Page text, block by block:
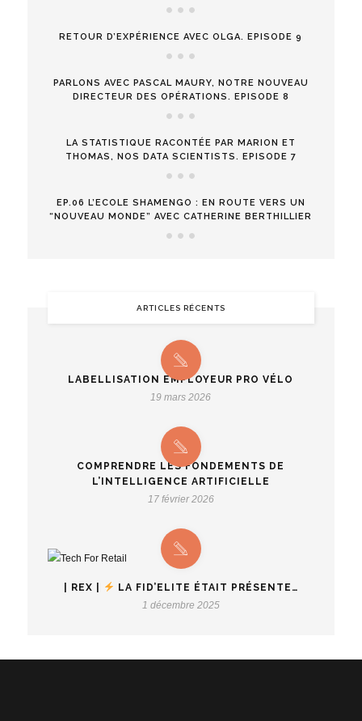
RETOUR D’EXPÉRIENCE AVEC OLGA. EPISODE 9
PARLONS AVEC PASCAL MAURY, NOTRE NOUVEAU
DIRECTEUR DES OPÉRATIONS. EPISODE 8
LA STATISTIQUE RACONTÉE PAR MARION ET
THOMAS, NOS DATA SCIENTISTS. EPISODE 7
EP.06 L’ECOLE SHAMENGO : EN ROUTE VERS UN
“NOUVEAU MONDE” AVEC CATHERINE BERTHILLIER
ARTICLES RÉCENTS
LABELLISATION EMPLOYEUR PRO VÉLO
19 mars 2026
COMPRENDRE LES FONDEMENTS DE
L’INTELLIGENCE ARTIFICIELLE
17 février 2026
| REX |
LA FID’ELITE ÉTAIT PRÉSENTE…
1 décembre 2025